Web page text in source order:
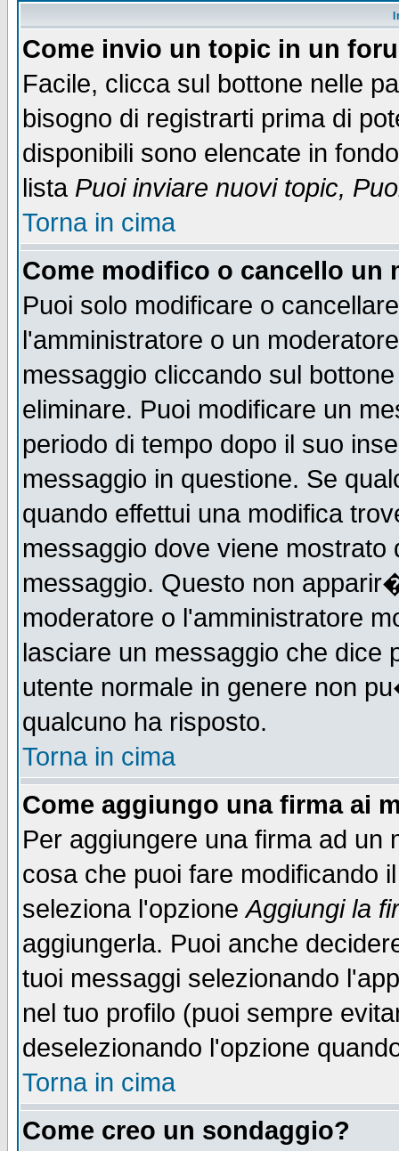
Come invio un topic in un
Facile, clicca sul bottone nelle
bisogno di registrarti prima di
disponibili sono elencate in
lista Puoi inviare nuovi topic,
Torna in cima
Come modifico o cancello un
Puoi solo modificare o
l'amministratore o un
messaggio cliccando sul
eliminare. Puoi modificare un
periodo di tempo dopo il suo
messaggio in questione. Se
quando effettui una modifica
messaggio dove viene mostrato
messaggio. Questo non
moderatore o l'amministratore
lasciare un messaggio che
utente normale in genere non
qualcuno ha risposto.
Torna in cima
Come aggiungo una firma ai
Per aggiungere una firma ad un
cosa che puoi fare modificando
seleziona l'opzioneAggiungi la
aggiungerla. Puoi anche
tuoi messaggi selezionando
nel tuo profilo (puoi sempre
deselezionando l'opzione
Torna in cima
Come creo un sondaggio?